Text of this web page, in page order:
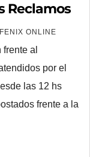
Reclamos
FENIX ONLINE
al
por el
las 12 hs
frente a la